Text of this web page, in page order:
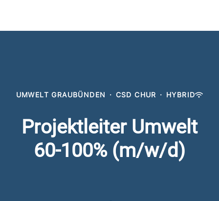
UMWELT GRAUBÜNDEN · CSD CHUR · HYBRID
Projektleiter Umwelt
60-100% (m/w/d)